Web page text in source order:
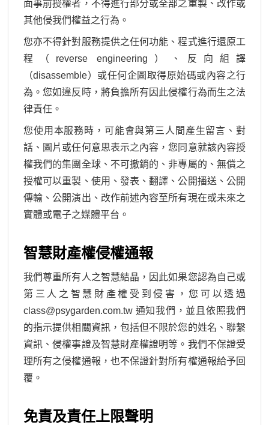
面事前授權者，不得進行部分或全部之重製、改作或
其他侵我們權益之行為。
您亦不得針對服務提供之任何功能、程式進行還原工
程（reverse engineering）、反向組譯
（disassemble）或任何企圖取得原始碼或內容之行
為。您如違反時，將負擔所有因此侵權行為而生之法
律責任。
您使用本服務時，可能會與第三人間產生留言、對
話、圖片或任何意思表示之內容，您同意就該內容授
權我們的集團全球、不可撤銷的、非專屬的、無償之
授權可以重製、使用、發表、翻譯、公開播送、公開
傳輸、公開演出、改作前述內容至所有現在或未來之
實體或電子之媒體平台。
智慧財產權侵權通報
我們尊重所有人之智慧結晶，因此如果您認為自己或
第三人之智慧財產權受到侵害，您可以透過
class@psygarden.com.tw 通知我們，並且依照我們
的指示提供相關資訊，包括但不限於您的姓名、聯繫
資訊、侵權事證及智慧財產權證明等。我們不保證受
理所有之侵權通報，也不保證針對所有權通報給予回
覆。
免責及責任上限聲明